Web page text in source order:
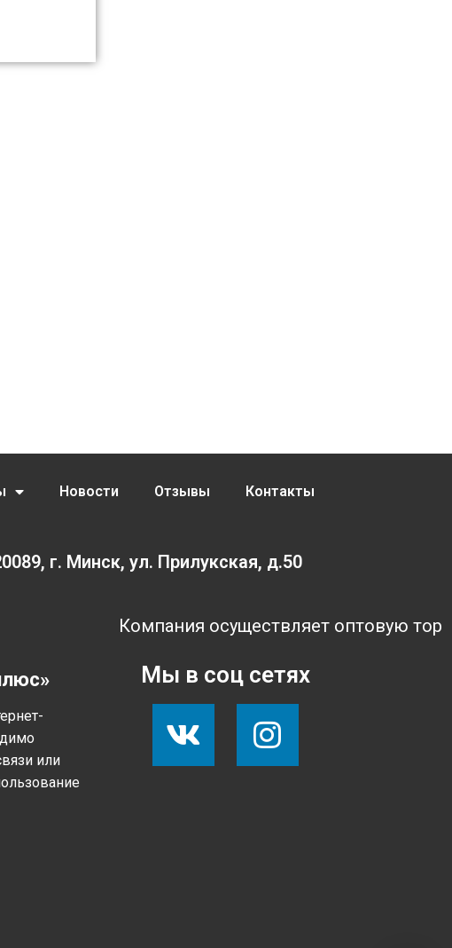
Новости Отзывы Контакты
г. Минск, ул. Прилукская, д.50
Компания осуществляет оптовую
или
Мы в соц сетях